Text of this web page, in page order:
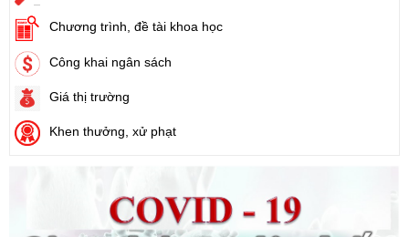
Số:88/2024/NĐ-CP
Tên:
Nhà nước thu hồi đất)
Ngày ban hành: (21/08/2024)
Chương trình, đề tài khoa học
Công khai ngân sách
Giá thị trường
Khen thưởng, xử phạt